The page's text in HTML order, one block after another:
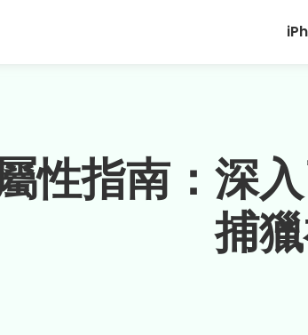
性指南：深
捕